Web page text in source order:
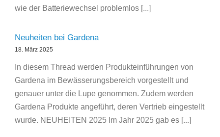
wie der Batteriewechsel problemlos [...]
Neuheiten bei Gardena
18. März 2025
In diesem Thread werden Produkteinführungen von
Gardena im Bewässerungsbereich vorgestellt und
genauer unter die Lupe genommen. Zudem werden
Gardena Produkte angeführt, deren Vertrieb eingestellt
wurde. NEUHEITEN 2025 Im Jahr 2025 gab es [...]